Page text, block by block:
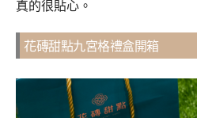
真的很貼心。
花磚甜點九宮格禮盒開箱